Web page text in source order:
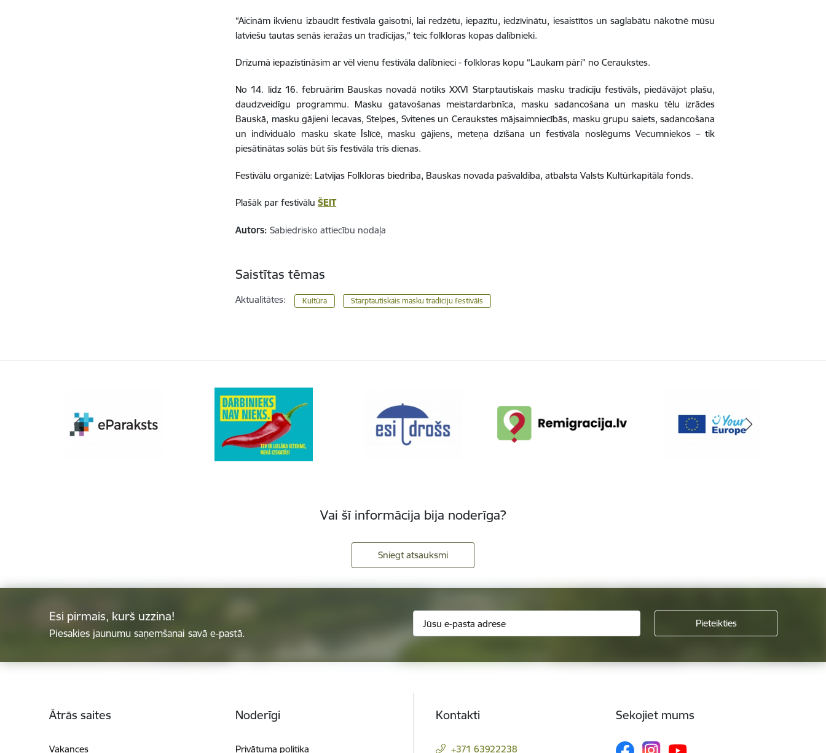
“Aicinām ikvienu izbaudīt festivāla gaisotni, lai redzētu, iepazītu, iedzīvinātu, iesaistītos un saglabātu nākotnē mūsu
latviešu tautas senās ieražas un tradīcijas,” teic folkloras kopas dalībnieki.
Drīzumā iepazīstināsim ar vēl vienu festivāla dalībnieci - folkloras kopu “Laukam pāri” no Ceraukstes.
No 14. līdz 16. februārim Bauskas novadā notiks XXVI Starptautiskais masku tradīciju festivāls, piedāvājot plašu,
daudzveidīgu programmu. Masku gatavošanas meistardarbnīca, masku sadancošana un masku tēlu izrādes
Bauskā, masku gājieni Iecavas, Stelpes, Svitenes un Ceraukstes mājsaimniecībās, masku grupu saiets, sadancošana
un individuālo masku skate Īslīcē, masku gājiens, meteņa dzīšana un festivāla noslēgums Vecumniekos – tik
piesātinātas solās būt šīs festivāla trīs dienas.
Festivālu organizē: Latvijas Folkloras biedrība, Bauskas novada pašvaldība, atbalsta Valsts Kultūrkapitāla fonds.
Plašāk par festivāluŠEIT
Autors: Sabiedrisko attiecību nodaļa
Saistītas tēmas
Aktualitātes: Kultūra Starptautiskais masku tradīciju festivāls
Vai šī informācija bija noderīga?
Sniegt atsauksmi
Esi pirmais, kurš uzzina!
Piesakies jaunumu saņemšanai savā e-pastā.
Ātrās saites
Vakances
Noderīgi
Privātuma politika
Kontakti
+371 63922238
Sekojiet mums